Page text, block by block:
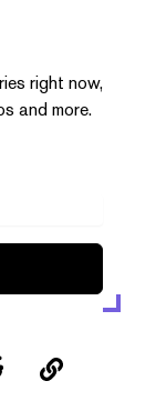
right now,
and more.